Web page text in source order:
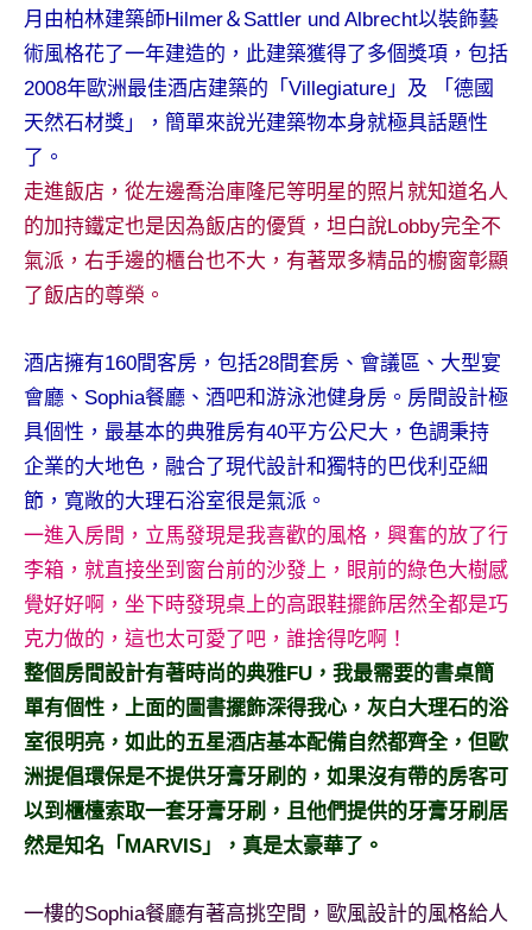
表
會
及
活
動
主
持、
學
校
企
業
座、
部
落
客
及
旅
誌
專
欄、
觀
光
合
作
達
人
月由柏林建築師Hilmer＆Sattler und Albrecht以裝飾藝
術風格花了一年建造的，此建築獲得了多個獎項，包括
2008年歐洲最佳酒店建築的「Villegiature」及 「德國
天然石材獎」，簡單來說光建築物本身就極具話題性
了。
走進飯店，從左邊喬治庫隆尼等明星的照片就知道名人
的加持鐵定也是因為飯店的優質，坦白說Lobby完全不
氣派，右手邊的櫃台也不大，有著眾多精品的櫥窗彰顯
了飯店的尊榮。
酒店擁有160間客房，包括28間套房、會議區、大型宴
會廳、Sophia餐廳、酒吧和游泳池健身房。房間設計極
具個性，最基本的典雅房有40平方公尺大，色調秉持
企業的大地色，融合了現代設計和獨特的巴伐利亞細
節，寬敞的大理石浴室很是氣派。
一進入房間，立馬發現是我喜歡的風格，興奮的放了行
李箱，就直接坐到窗台前的沙發上，眼前的綠色大樹感
覺好好啊，坐下時發現桌上的高跟鞋擺飾居然全都是巧
克力做的，這也太可愛了吧，誰捨得吃啊！
整個房間設計有著時尚的典雅FU，我最需要的書桌簡
單有個性，上面的圖書擺飾深得我心，灰白大理石的浴
室很明亮，如此的五星酒店基本配備自然都齊全，但歐
洲提倡環保是不提供牙膏牙刷的，如果沒有帶的房客可
以到櫃檯索取一套牙膏牙刷，且他們提供的牙膏牙刷居
然是知名「MARVIS」，真是太豪華了。
一樓的Sophia餐廳有著高挑空間，歐風設計的風格給人